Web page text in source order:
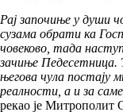
Рај започиње у души
сузама обрати ка
човеково, тада
зачиње Педесетница.
његова чула постају
реалности, а и за
рекао је Митрополит